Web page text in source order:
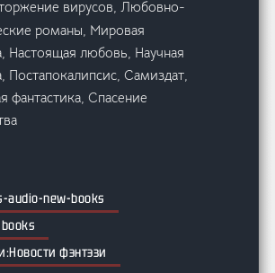
вирусов, Любовно-
романы, Мировая
Настоящая любовь, Научная
Постапокалипсис, Самиздат,
фантастика, Спасение
audio-new-books
Новости фэнтэзи